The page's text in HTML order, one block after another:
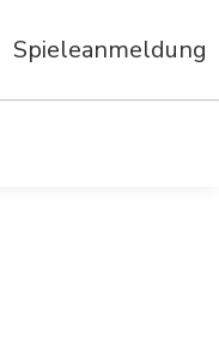
Spieleanmeldung